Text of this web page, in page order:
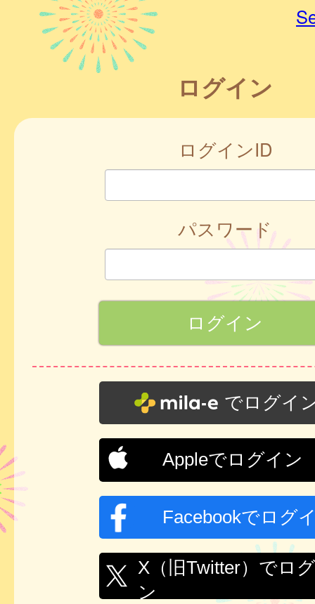
ログイン
ログインID
パスワード
でログイ
Appleでログイン
Facebookでログ
X（旧Twitter）でロ
ン